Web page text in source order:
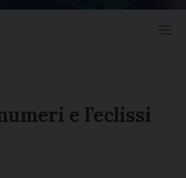
e l’eclissi